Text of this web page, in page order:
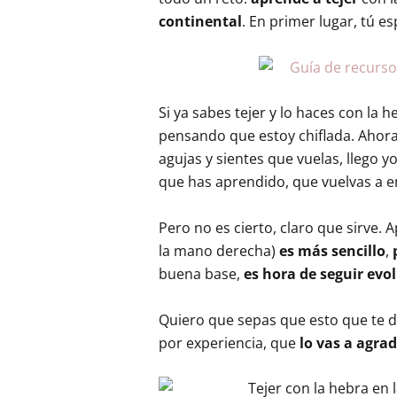
continental. En primer lugar, tú
Si ya sabes tejer y lo haces con la
pensando que estoy chiflada.
agujas y sientes que vuelas, llego
que has aprendido, que vuelvas a
Pero no es cierto, claro que sirve.
la mano derecha) es más sencillo,
buena base, es hora de seguir
Quiero que sepas que esto que te
por experiencia, que lo vas a